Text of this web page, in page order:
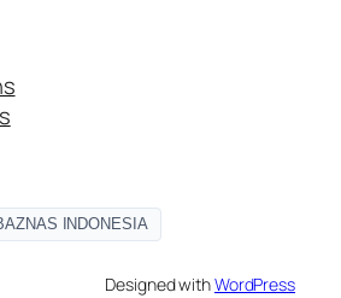
INDONESIA
Designed withWordPress